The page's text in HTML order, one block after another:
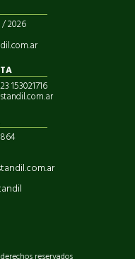
2026
153021716